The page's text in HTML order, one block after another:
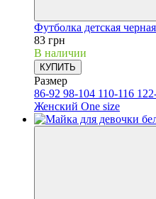
Футболка детская
83 грн
В наличии
КУПИТЬ
Размер
86-92 98-104 110-116
Женский One size